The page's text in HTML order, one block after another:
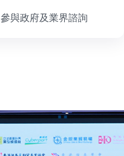
參與政府及業界諮詢